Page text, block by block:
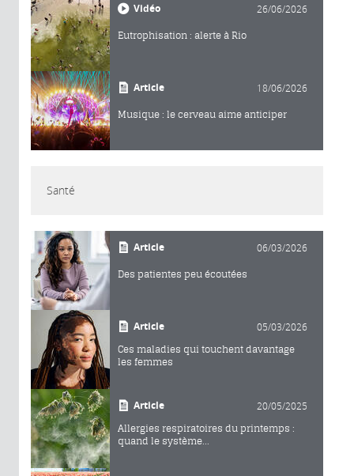
Vidéo 26/06/2026
Eutrophisation : alerte à Rio
Article 18/06/2026
Musique : le cerveau aime anticiper
Santé
Article 06/03/2026
Des patientes peu écoutées
Article 05/03/2026
Ces maladies qui touchent davantage
les femmes
Article 20/05/2025
Allergies respiratoires du printemps :
quand le système...